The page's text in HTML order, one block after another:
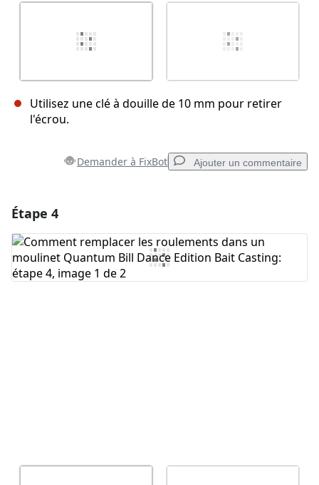
Utilisez une clé à douille de 10 mm pour retirer
l'écrou.
Demander à FixBot Ajouter un commentaire
Ajouter un commentaire
Étape 4